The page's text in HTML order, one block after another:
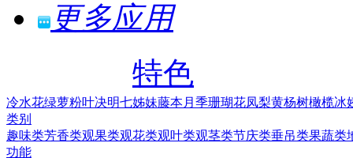
更多应用
特色
冷水花绿萝粉叶决明七姊妹藤本月季珊瑚花凤梨黄杨树橄榄冰
类别
趣味类芳香类观果类观花类观叶类观茎类节庆类垂吊类果蔬类
功能